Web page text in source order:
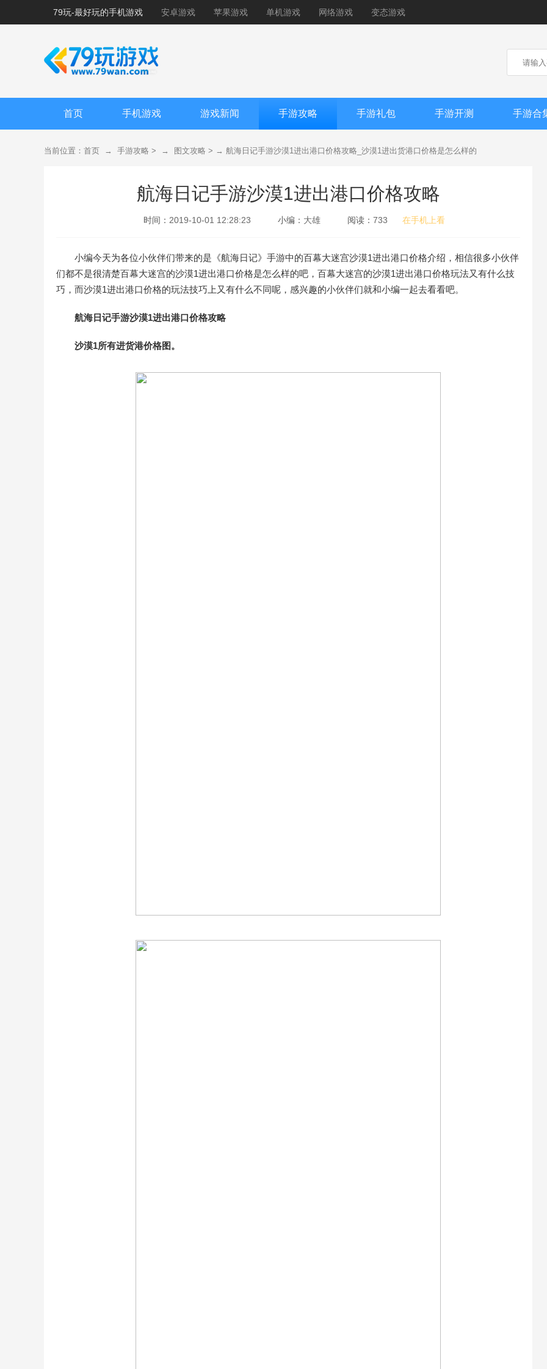
79玩-最好玩的手机游戏 安卓游戏 苹果游戏 单机游戏 网络游戏 变态游戏
首页 手机游戏 游戏新闻 手游攻略 手游礼包 手游开测 手游合
当前位置： 首页 → 手游攻略 > → 图文攻略 > → 航海日记手游沙漠1进出港口价格攻略_沙漠1进出货港口价格是怎么样的
航海日记手游沙漠1进出港口价格攻略
时间： 2019-10-01 12:28:23 小编： 大雄 阅读： 733 在手机上看
小编今天为各位小伙伴们带来的是《航海日记》手游中的百幕大迷宫沙漠1进出港口价格介绍，相信很多小伙伴
们都不是很清楚百幕大迷宫的沙漠1进出港口价格是怎么样的吧，百幕大迷宫的沙漠1进出港口价格玩法又有什么技
巧，而沙漠1进出港口价格的玩法技巧上又有什么不同呢，感兴趣的小伙伴们就和小编一起去看看吧。
航海日记手游沙漠1进出港口价格攻略
沙漠1所有进货港价格图。